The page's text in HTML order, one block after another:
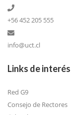
+56 452 205 555
info@uct.cl
Links de interés
Red G9
Consejo de Rectores